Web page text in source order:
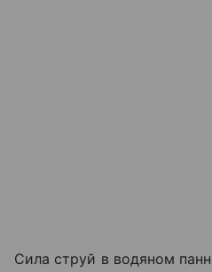
Сила струй в водяном